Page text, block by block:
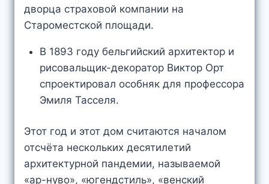
дворца страховой компании на
Староместской площади.
В 1893 году бельгийский архитектор и
рисовальщик-декоратор Виктор Орт
спроектировал особняк для профессора
Эмиля Тасселя.
Этот год и этот дом считаются началом
отсчёта нескольких десятилетий
архитектурной пандемии, называемой
«ар-нуво», «югендстиль», «венский